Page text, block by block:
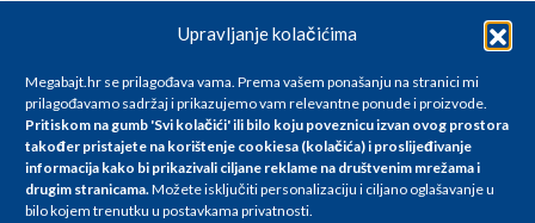
Upravljanje kolačićima
Megabajt.hr se prilagođava vama. Prema vašem ponašanju na stranici mi
prilagođavamo sadržaj i prikazujemo vam relevantne ponude i proizvode.
Pritiskom na gumb 'Svi kolačići' ili bilo koju poveznicu izvan ovog prostora
također pristajete na korištenje cookiesa (kolačića) i proslijeđivanje
informacija kako bi prikazivali ciljane reklame na društvenim mrežama i
drugim stranicama.Možete isključiti personalizaciju i ciljano oglašavanje u
bilo kojem trenutku u postavkama privatnosti.
Za artikle kojih trenutno nema u ponudi obratite nam se na
info@megabajt.hr. Sve cijene su informativnog karaktera i podložne su
promjenama, a
iskazane su za avansno plaćanje(gotovina) u Eurima i uključuju PDV. Sve